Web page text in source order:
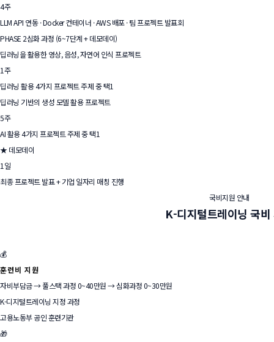
4주
LLM API 연동 · Docker 컨테이너 · AWS 배포 · 팀 프로젝트 발표회
PHASE 2심화 과정 (6~7단계 + 데모데이)
딥러닝을 활용한 영상, 음성, 자연어 인식 프로젝트
1주
딥러닝 활용 4가지 프로젝트 주제 중 택1
딥러닝 기반의 생성 모델 활용 프로젝트
5주
AI 활용 4가지 프로젝트 주제 중 택1
★ 데모데이
1일
최종 프로젝트 발표 + 기업 일자리 매칭 진행
국비지원 안내
K-디지털트레이닝국비
💰
훈련비 지원
자비부담금→ 풀스택 과정 0~40만원→ 심화과정 0~30만원
K-디지털트레이닝 지정 과정
고용노동부 공인 훈련기관
🎁